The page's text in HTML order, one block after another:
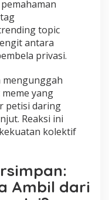
topic
antara
privasi.
yang
petisi daring
Reaksi ini
kolektif
Ambil dari